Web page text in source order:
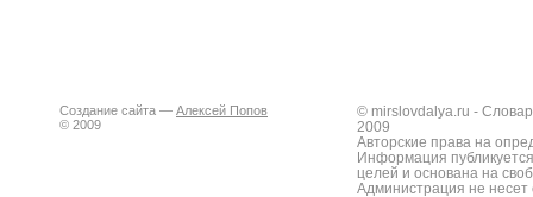
Создание сайта — Алексей Попов
© 2009
© mirslovdalya.ru -
2009
Авторские права на
Информация
целей и основана на
Администрация не несет